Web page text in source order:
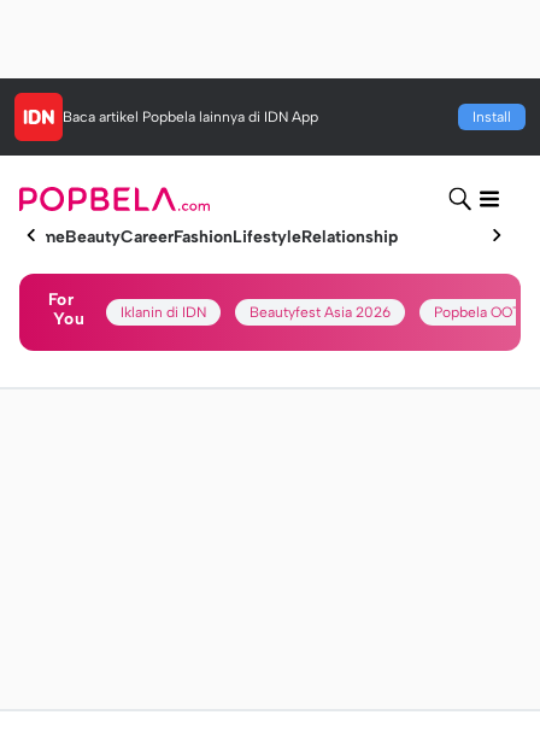
Baca artikel Popbela lainnya di IDN App Install
HomeBeautyCareerFashionLifestyleRelationship
For
You
Iklanin di IDN Beautyfest Asia 2026 Popbela OOTD